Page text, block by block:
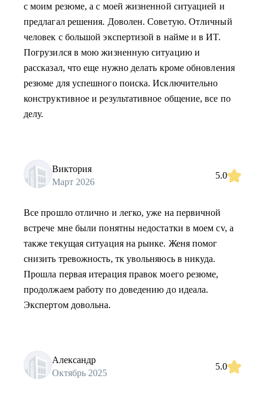
с моим резюме, а с моей жизненной ситуацией и
предлагал решения. Доволен. Советую. Отличный
человек с большой экспертизой в найме и в ИТ.
Погрузился в мою жизненную ситуацию и
рассказал, что еще нужно делать кроме обновления
резюме для успешного поиска. Исключительно
конструктивное и результативное общение, все по
делу.
Виктория
Март 2026
5.0
Все прошло отлично и легко, уже на первичной
встрече мне были понятны недостатки в моем cv, а
также текущая ситуация на рынке. Женя помог
снизить тревожность, тк увольняюсь в никуда.
Прошла первая итерация правок моего резюме,
продолжаем работу по доведению до идеала.
Экспертом довольна.
Александр
Октябрь 2025
5.0